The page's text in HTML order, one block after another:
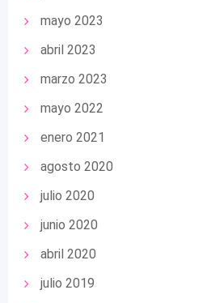
mayo 2023
abril 2023
marzo 2023
mayo 2022
enero 2021
agosto 2020
julio 2020
junio 2020
abril 2020
julio 2019